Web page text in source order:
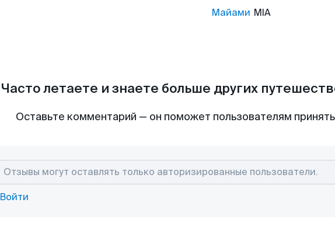
Майами MIA
Часто летаете и знаете больше других
Оставьте комментарий — он поможет пользователям
Войти